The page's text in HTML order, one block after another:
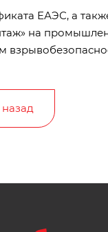
ЕАЭС, а
на
назад